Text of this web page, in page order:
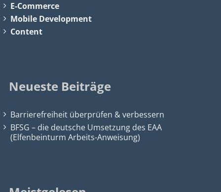
E-Commerce
Mobile Development
Content
Neueste Beiträge
Barrierefreiheit überprüfen & verbessern
BFSG – die deutsche Umsetzung des EAA
(Elfenbeinturm Arbeits-Anweisung)